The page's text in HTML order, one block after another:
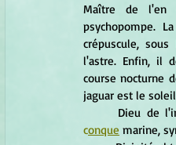
Maître de l'en
psychopompe.
crépuscule,
l'astre. Enfin, il
course nocturne
jaguar est le soleil
conque marine,